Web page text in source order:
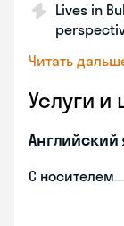
Lives in
Читать
Услуги и
Английский
С носителем